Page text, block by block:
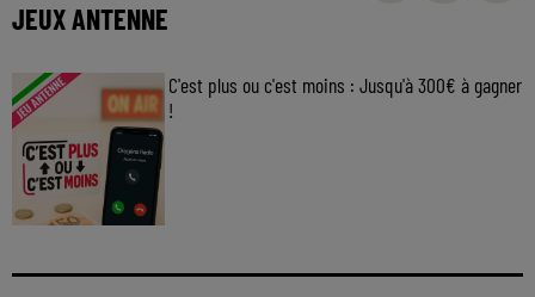
JEUX ANTENNE
C'est plus ou c'est moins : Jusqu'à 300€ à gagner
!